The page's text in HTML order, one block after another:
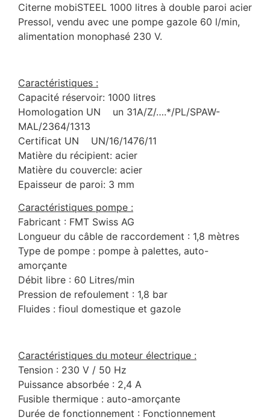
Citerne mobiSTEEL 1000 litres à double paroi acier
Pressol, vendu avec une pompe gazole 60 l/min,
alimentation monophasé 230 V.
Caractéristiques :
Capacité réservoir: 1000 litres
Homologation UN un 31A/Z/….*/PL/SPAW-
MAL/2364/1313
Certificat UN UN/16/1476/11
Matière du récipient: acier
Matière du couvercle: acier
Epaisseur de paroi: 3 mm
Caractéristiques pompe :
Fabricant : FMT Swiss AG
Longueur du câble de raccordement : 1,8 mètres
Type de pompe : pompe à palettes, auto-
amorçante
Débit libre : 60 Litres/min
Pression de refoulement : 1,8 bar
Fluides : fioul domestique et gazole
Caractéristiques du moteur électrique :
Tension : 230 V / 50 Hz
Puissance absorbée : 2,4 A
Fusible thermique : auto-amorçante
Durée de fonctionnement : Fonctionnement